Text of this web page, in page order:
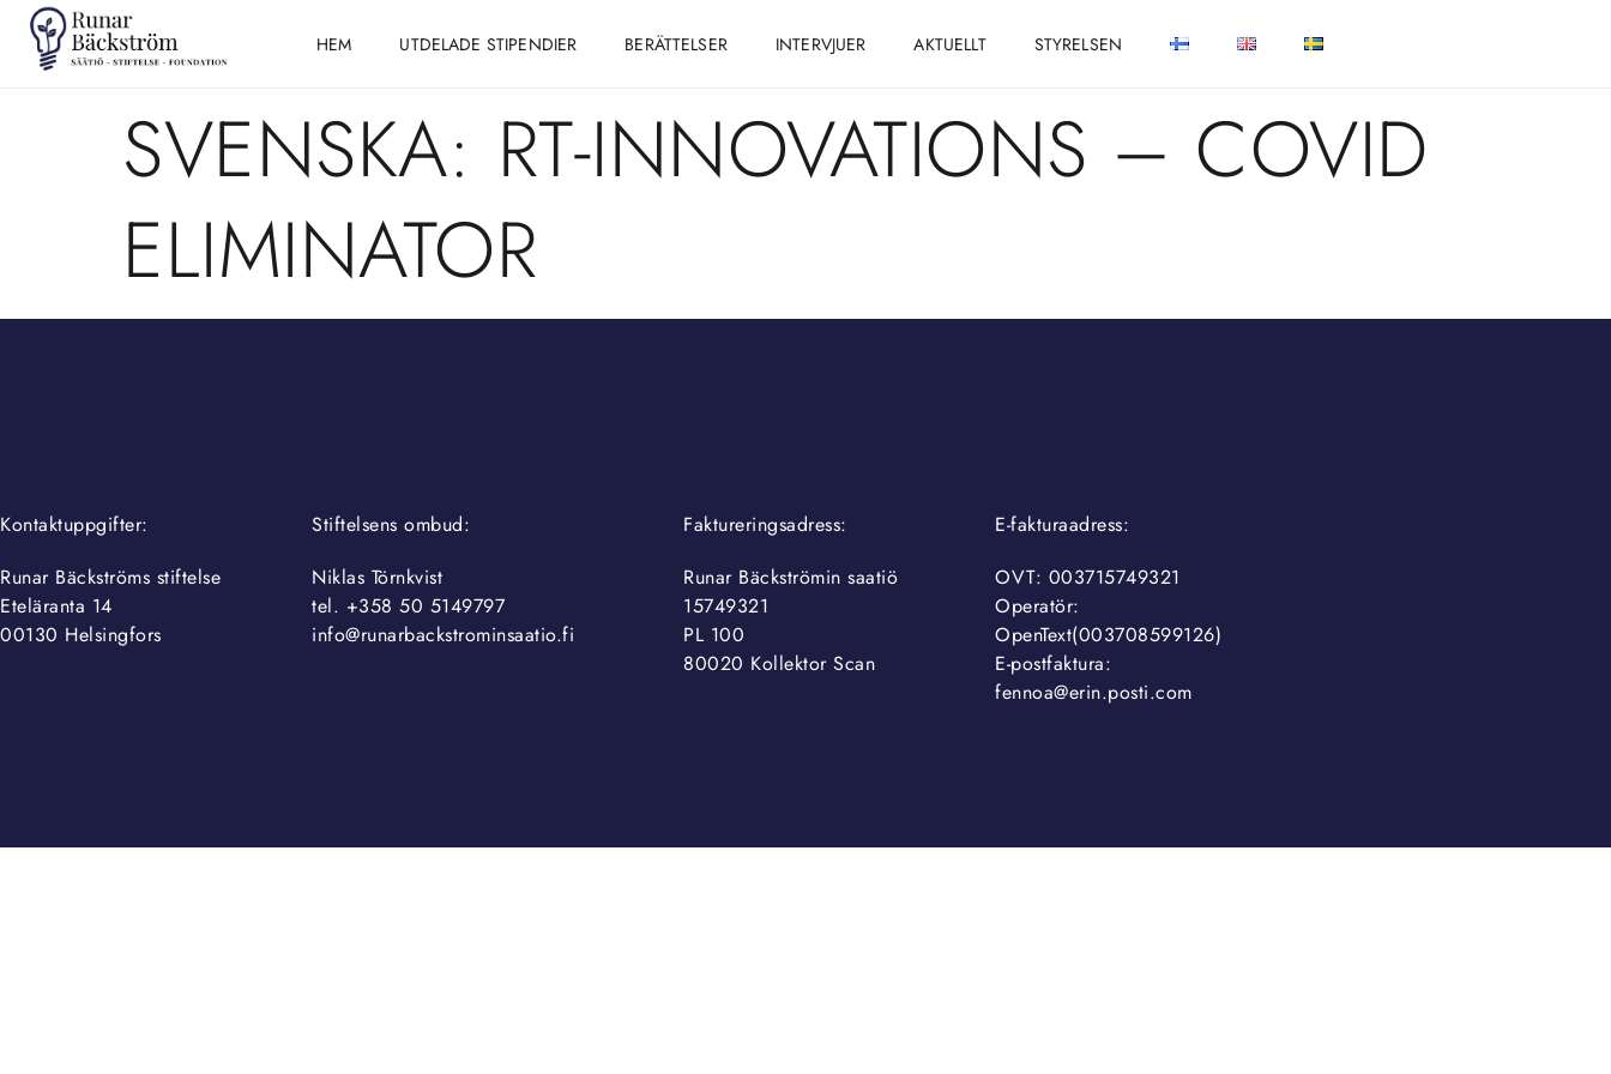
HEM UTDELADE STIPENDIER BERÄTTELSER INTERVJUER AKTUELLT STYRELSEN
SVENSKA: RT-INNOVATIONS – COVID
ELIMINATOR
Kontaktuppgifter:
Stiftelsens ombud:
Runar Bäckströms stiftelse
Eteläranta 14
00130 Helsingfors
Niklas Törnkvist
tel. +358 50 5149797
info@runarbackstrominsaatio.fi
Faktureringsadress:
E-fakturaadress:
Runar Bäckströmin saatiö
15749321
PL 100
80020 Kollektor Scan
OVT: 003715749321
Operatör:
OpenText(003708599126)
E-postfaktura:
fennoa@erin.posti.com